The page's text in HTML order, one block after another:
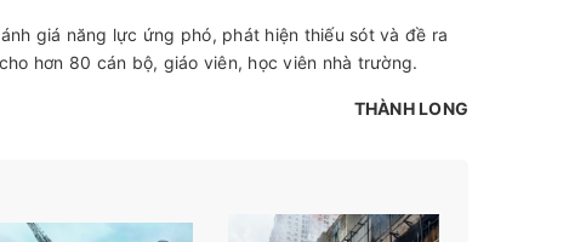
giá năng lực ứng phó, phát hiện thiếu sót và đề ra
hơn 80 cán bộ, giáo viên, học viên nhà trường.
THÀNH LONG